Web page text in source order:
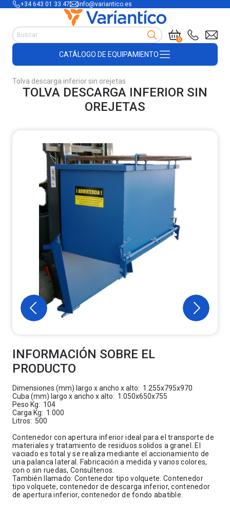
+34 643 01 33 47 info@variantico.es
0
CATÁLOGO DE EQUIPAMIENTO
Accesorios para carretillas
Útiles de almacén
Productos de plástico y madera
Encofrado
Tolva descarga inferior sin orejetas
TOLVA DESCARGA INFERIOR SIN
OREJETAS
INFORMACIÓN SOBRE EL
PRODUCTO
Dimensiones (mm) largo x ancho x alto: 1.255x795x970
Cuba (mm) largo x ancho x alto: 1.050x650x755
Peso Kg: 104
Carga Kg: 1.000
Litros: 500
Contenedor con apertura inferior ideal para el transporte de
materiales y tratamiento de residuos solidos a granel. El
vaciado es total y se realiza mediante el accionamiento de
una palanca lateral. Fabricación a medida y varios colores,
con o sin ruedas, Consultenos.
También llamado: Contenedor tipo volquete. Contenedor
tipo volquete, contenedor de descarga inferior, contenedor
de apertura inferior, contenedor de fondo abatible.